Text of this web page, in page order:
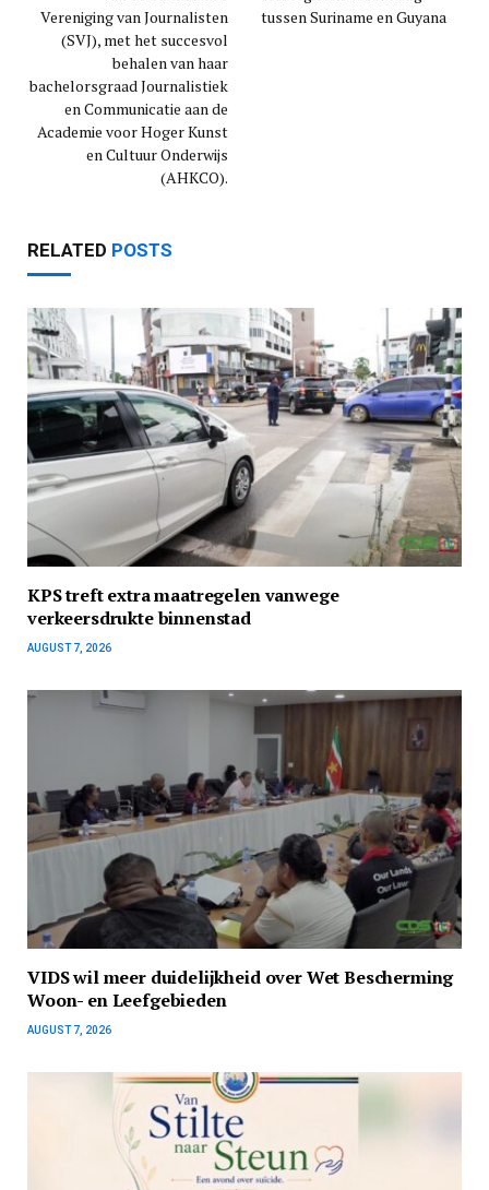
Vereniging van Journalisten
(SVJ), met het succesvol
behalen van haar
bachelorsgraad Journalistiek
en Communicatie aan de
Academie voor Hoger Kunst
en Cultuur Onderwijs
(AHKCO).
tussen Suriname en Guyana
RELATED POSTS
KPS treft extra maatregelen vanwege
verkeersdrukte binnenstad
AUGUST 7, 2026
VIDS wil meer duidelijkheid over Wet Bescherming
Woon- en Leefgebieden
AUGUST 7, 2026